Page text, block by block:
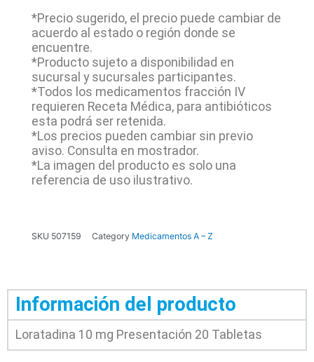
*Precio sugerido, el precio puede cambiar de
acuerdo al estado o región donde se
encuentre.
*Producto sujeto a disponibilidad en
sucursal y sucursales participantes.
*Todos los medicamentos fracción IV
requieren Receta Médica, para antibióticos
esta podrá ser retenida.
*Los precios pueden cambiar sin previo
aviso. Consulta en mostrador.
*La imagen del producto es solo una
referencia de uso ilustrativo.
SKU 507159 Category Medicamentos A – Z
Información del producto
Loratadina 10 mg Presentación 20 Tabletas